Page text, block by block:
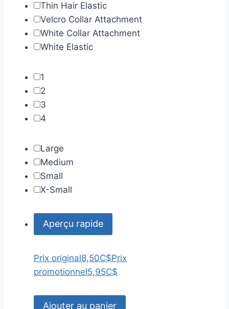
Thin Hair Elastic
Velcro Collar Attachment
White Collar Attachment
White Elastic
1
2
3
4
Large
Medium
Small
X-Small
Aperçu rapide
Prix original8,50C$Prix
promotionnel5,95C$
Ajouter au panier